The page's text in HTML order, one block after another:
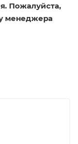
Пожалуйста,
менеджера